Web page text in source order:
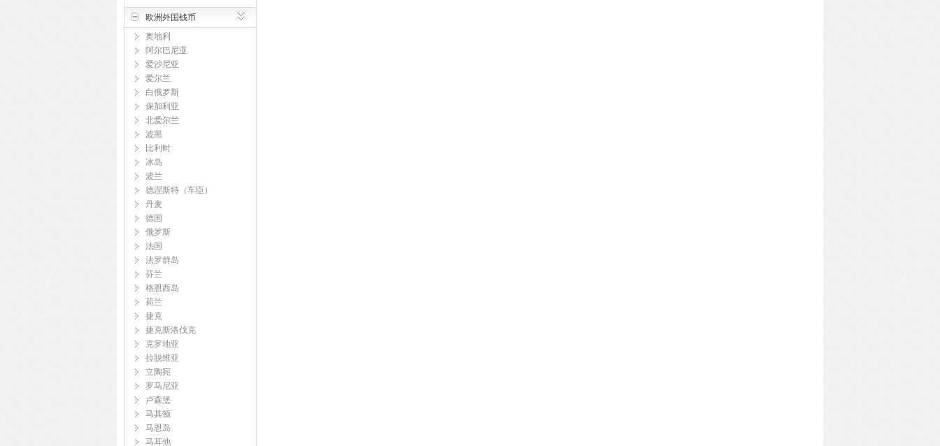
欧洲外国钱币
奥地利
阿尔巴尼亚
爱沙尼亚
爱尔兰
白俄罗斯
保加利亚
北爱尔兰
波黑
比利时
冰岛
波兰
德涅斯特（车臣）
丹麦
德国
俄罗斯
法国
法罗群岛
芬兰
格恩西岛
荷兰
捷克
捷克斯洛伐克
克罗地亚
拉脱维亚
立陶宛
罗马尼亚
卢森堡
马其顿
马恩岛
马耳他